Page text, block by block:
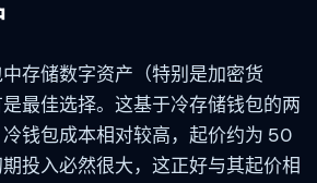
存储数字资产（特别是加密货
最佳选择。这基于冷存储钱包的两
钱包成本相对较高，起价约为 50
投入必然很大，这正好与其起价相